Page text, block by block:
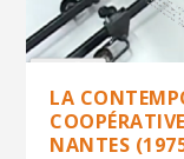
LA
NANTES